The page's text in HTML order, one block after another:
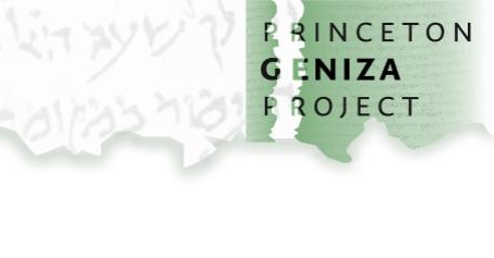
تخطي إلى المحتوى الرئيسي
الصفحة الرئيسية